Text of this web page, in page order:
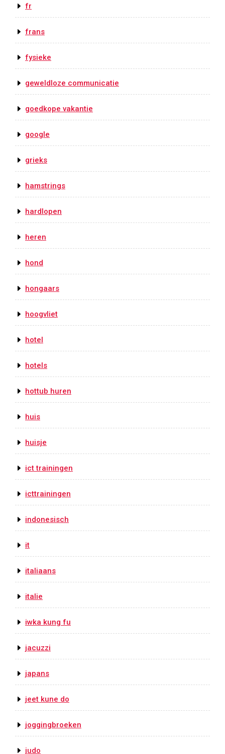
fr
frans
fysieke
geweldloze communicatie
goedkope vakantie
google
grieks
hamstrings
hardlopen
heren
hond
hongaars
hoogvliet
hotel
hotels
hottub huren
huis
huisje
ict trainingen
icttrainingen
indonesisch
it
italiaans
italie
iwka kung fu
jacuzzi
japans
jeet kune do
joggingbroeken
judo